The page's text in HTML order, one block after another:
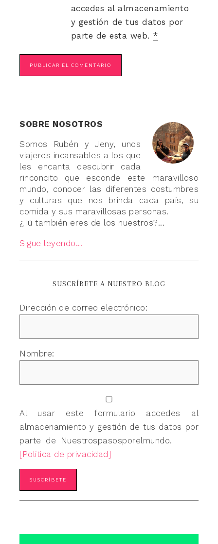
accedes al almacenamiento
y gestión de tus datos por
parte de esta web. *
SOBRE NOSOTROS
Somos Rubén y Jeny, unos
viajeros incansables a los que
les encanta descubrir cada
rinconcito que esconde este maravilloso
mundo, conocer las diferentes costumbres
y culturas que nos brinda cada país, su
comida y sus maravillosas personas.
¿Tú también eres de los nuestros?...
Sigue leyendo...
SUSCRÍBETE A NUESTRO BLOG
Dirección de correo electrónico:
Nombre:
Al usar este formulario accedes al
almacenamiento y gestión de tus datos por
parte de Nuestrospasosporelmundo.
[Política de privacidad]